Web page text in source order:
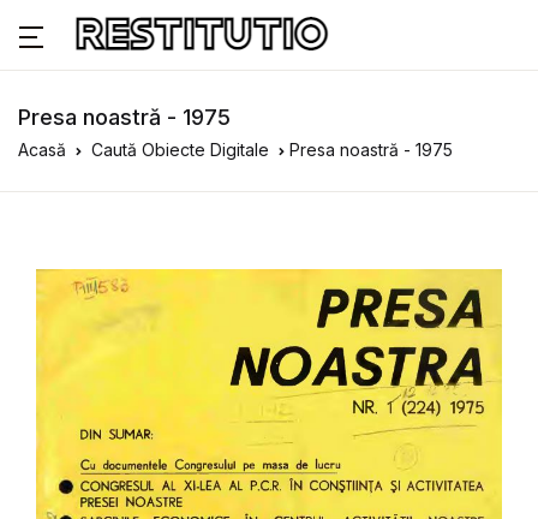
Presa noastră - 1975
Acasă Caută Obiecte Digitale Presa noastră - 1975